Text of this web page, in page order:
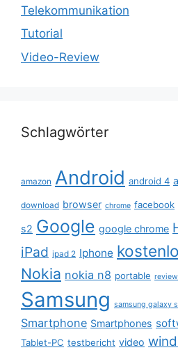
Telekommunikation
Tutorial
Video-Review
Schlagwörter
amazon Android android 4
download browser chrome facebook
s2 Google google chrome
iPad ipad 2 Iphone
Nokia nokia n8 portable review
Samsung samsung galaxy
Smartphone Smartphones
Tablet-PC testbericht video